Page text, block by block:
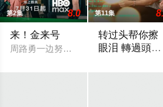
第2集 8.0
来！金来号
周路勇一边努力寻找父亲死亡真相，
第11集
转过头帮你擦
眼泪 轉過頭幫